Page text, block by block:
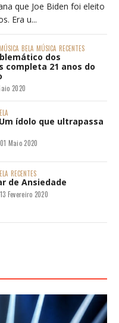
que Joe Biden foi eleito
Era u...
BELA MÚSICA RECENTES
dos
completa 21 anos do
2020
ídolo que ultrapassa
01 Maio 2020
RECENTES
de Ansiedade
13 Fevereiro 2020